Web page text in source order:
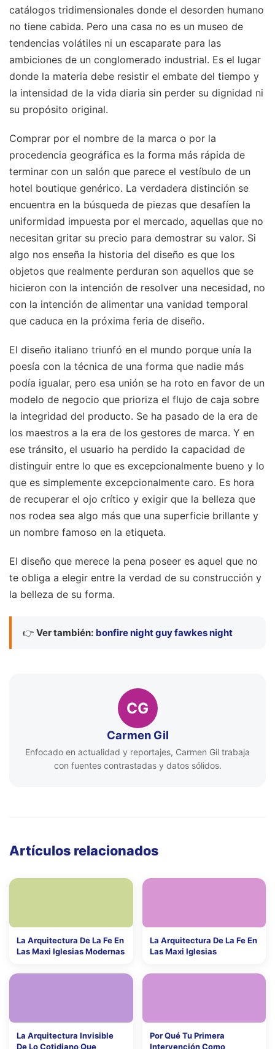
catálogos tridimensionales donde el desorden humano
no tiene cabida. Pero una casa no es un museo de
tendencias volátiles ni un escaparate para las
ambiciones de un conglomerado industrial. Es el lugar
donde la materia debe resistir el embate del tiempo y
la intensidad de la vida diaria sin perder su dignidad ni
su propósito original.
Comprar por el nombre de la marca o por la
procedencia geográfica es la forma más rápida de
terminar con un salón que parece el vestíbulo de un
hotel boutique genérico. La verdadera distinción se
encuentra en la búsqueda de piezas que desafíen la
uniformidad impuesta por el mercado, aquellas que no
necesitan gritar su precio para demostrar su valor. Si
algo nos enseña la historia del diseño es que los
objetos que realmente perduran son aquellos que se
hicieron con la intención de resolver una necesidad, no
con la intención de alimentar una vanidad temporal
que caduca en la próxima feria de diseño.
El diseño italiano triunfó en el mundo porque unía la
poesía con la técnica de una forma que nadie más
podía igualar, pero esa unión se ha roto en favor de un
modelo de negocio que prioriza el flujo de caja sobre
la integridad del producto. Se ha pasado de la era de
los maestros a la era de los gestores de marca. Y en
ese tránsito, el usuario ha perdido la capacidad de
distinguir entre lo que es excepcionalmente bueno y lo
que es simplemente excepcionalmente caro. Es hora
de recuperar el ojo crítico y exigir que la belleza que
nos rodea sea algo más que una superficie brillante y
un nombre famoso en la etiqueta.
El diseño que merece la pena poseer es aquel que no
te obliga a elegir entre la verdad de su construcción y
la belleza de su forma.
👉 Ver también: bonfire night guy fawkes night
CG
Carmen Gil
Enfocado en actualidad y reportajes, Carmen Gil trabaja
con fuentes contrastadas y datos sólidos.
Artículos relacionados
La Arquitectura De La Fe En
Las Maxi Iglesias Modernas
La Arquitectura De La Fe En
Las Maxi Iglesias
La Arquitectura Invisible
De Lo Cotidiano Que
Por Qué Tu Primera
Intervención Como